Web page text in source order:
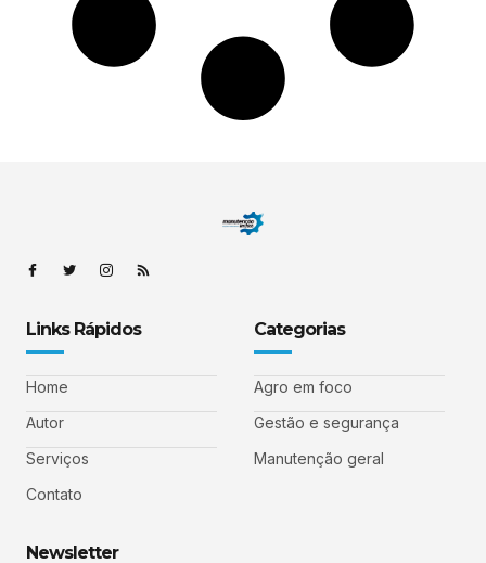
Links Rápidos
Home
Autor
Serviços
Contato
Categorias
Agro em foco
Gestão e segurança
Manutenção geral
Newsletter